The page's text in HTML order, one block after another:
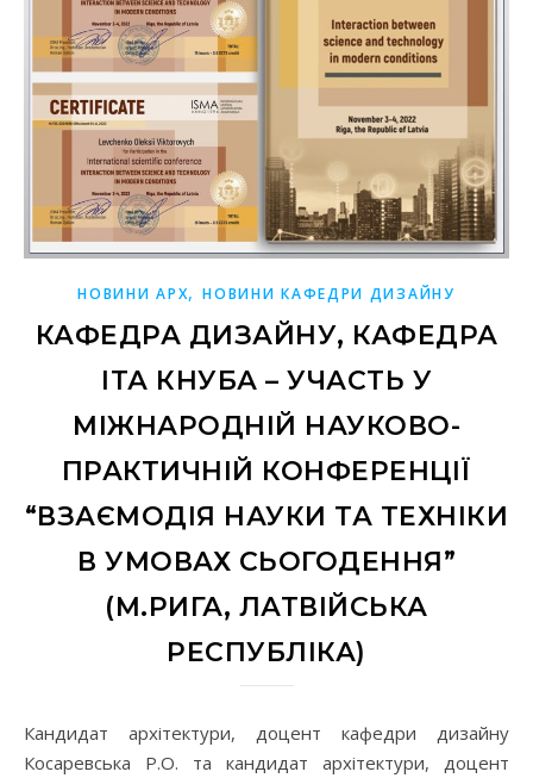
НОВИНИ АРХ,НОВИНИ КАФЕДРИ ДИЗАЙНУ
КАФЕДРА ДИЗАЙНУ, КАФЕДРА
ІТА КНУБА – УЧАСТЬ У
МІЖНАРОДНІЙ НАУКОВО-
ПРАКТИЧНІЙ КОНФЕРЕНЦІЇ
“ВЗАЄМОДІЯ НАУКИ ТА ТЕХНІКИ
В УМОВАХ СЬОГОДЕННЯ”
(М.РИГА, ЛАТВІЙСЬКА
РЕСПУБЛІКА)
Кандидат архітектури, доцент кафедри дизайну
Косаревська Р.О. та кандидат архітектури, доцент